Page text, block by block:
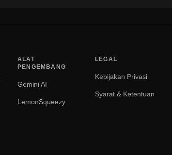
ALAT
PENGEMBANG
Gemini AI
LemonSqueezy
LEGAL
Kebijakan Privasi
Syarat & Ketentuan